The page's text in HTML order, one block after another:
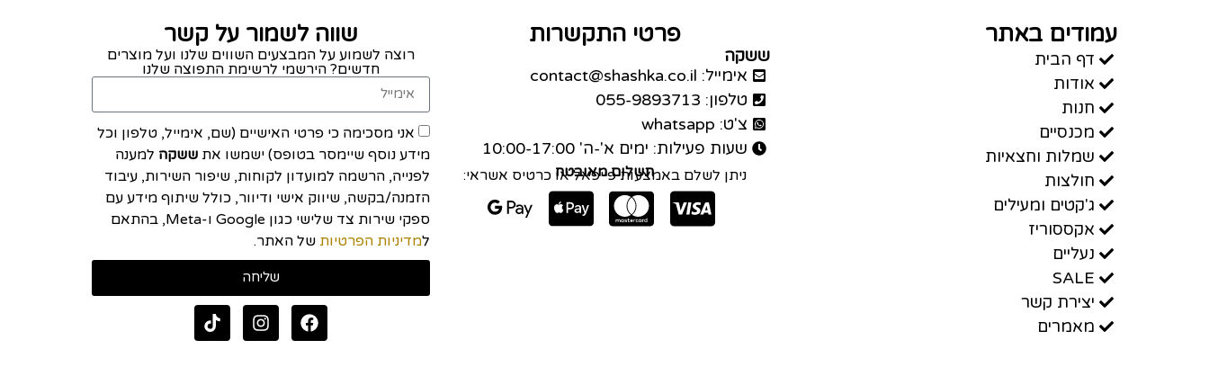
עמודים באתר
דף הבית
אודות
חנות
מכנסיים
שמלות וחצאיות
חולצות
ג'קטים ומעילים
אקססוריז
נעליים
SALE
יצירת קשר
מאמרים
פרטי התקשרות
ששקה
אימייל: contact@shashka.co.il
טלפון: 055-9893713
צ'ט: whatsapp
שעות פעילות: ימים א'-ה' 10:00-17:00
תשלום מאובטח
ניתן לשלם באמצעות פייפאל או כרטיס אשראי:
שווה לשמור על קשר
רוצה לשמוע על המבצעים השווים שלנו ועל מוצרים
חדשים? הירשמי לרשימת התפוצה שלנו
אני מסכימה כי פרטי האישיים (שם, אימייל, טלפון וכל
מידע נוסף שיימסר בטופס) ישמשו אתששקה למענה
לפנייה, הרשמה למועדון לקוחות, שיפור השירות, עיבוד
הזמנה/בקשה, שיווק אישי ודיוור, כולל שיתוף מידע עם
ספקי שירות צד שלישי כגון Google ו-Meta, בהתאם
למדיניות הפרטיות של האתר.
שליחה